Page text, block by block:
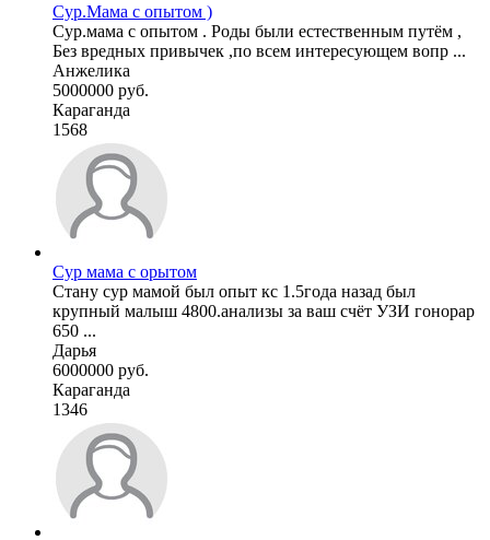
Сур.Мама с опытом )
Сур.мама с опытом . Роды были естественным путём ,
Без вредных привычек ,по всем интересующем вопр ...
Анжелика
5000000 руб.
Караганда
1568
Сур мама с орытом
Стану сур мамой был опыт кс 1.5года назад был
крупный малыш 4800.анализы за ваш счёт УЗИ гонорар
650 ...
Дарья
6000000 руб.
Караганда
1346